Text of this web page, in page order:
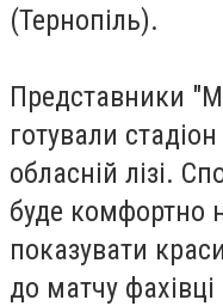
(Тернопіль).
Представники
готували
обласній лізі.
буде комфортно
показувати
до матчу